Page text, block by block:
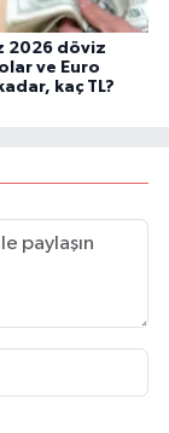
2026 döviz
ve Euro
kaç TL?